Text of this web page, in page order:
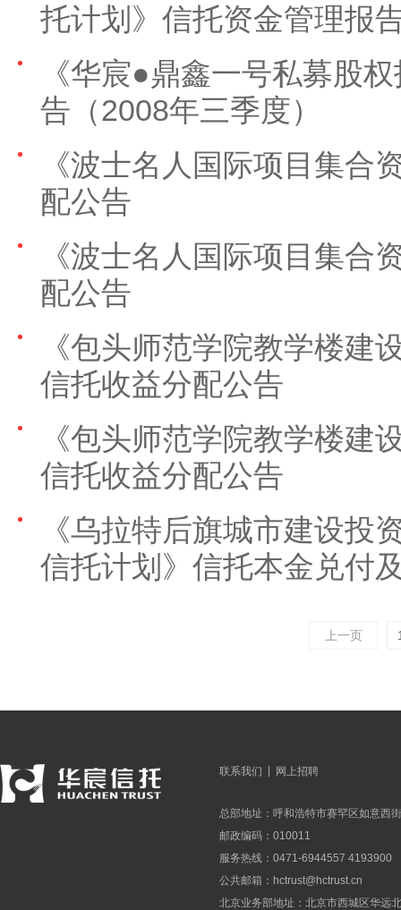
托计划》信托资金管理报
《华宸●鼎鑫一号私募股
告（2008年三季度）
《波士名人国际项目集合
配公告
《波士名人国际项目集合
配公告
《包头师范学院教学楼建
信托收益分配公告
《包头师范学院教学楼建
信托收益分配公告
《乌拉特后旗城市建设投
信托计划》信托本金兑付
上一页
联系我们 网上招聘
总部地址：呼和浩特市赛罕区如意西
邮政编码：010011
服务热线：0471-6944557 4193900
公共邮箱： hctrust@hctrust.cn
北京业务部地址：北京市西城区华远